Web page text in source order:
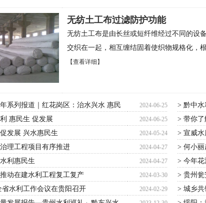
无纺土工布过滤防护功能
无纺土工布是由长丝或短纤维经过不同的设
交织在一起，相互缠结固着使织物规格化，
【查看详细】
系列报道｜红花岗区：治水兴水 惠民 2024-06-25 > 黔中
惠民生 促发展 2024-06-25 > 带你了
发展 兴水惠民生 2024-05-24 > 宣威
理工程项目有序推进 2024-04-27 > 何小
利惠民生 2024-04-27 > 今年花
动在建水利工程复工复产 2024-03-30 > 贵州瓮
省水利工作会议在贵阳召开 2024-02-29 > 城乡